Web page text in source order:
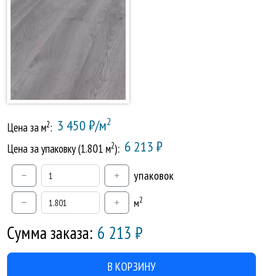
Цена за м2: 3 450 ₽/м2
Цена за упаковку (1.801 м2): 6 213 ₽
упаковок
м2
Сумма заказа: 6 213 ₽
В КОРЗИНУ